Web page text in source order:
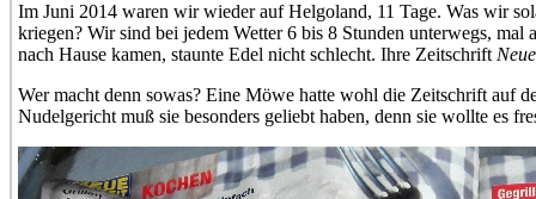
Im Juni 2014 waren wir wieder auf Helgoland, 11 Tage. Was wir
kriegen? Wir sind bei jedem Wetter 6 bis 8 Stunden unterwegs,
nach Hause kamen, staunte Edel nicht schlecht. Ihre Zeitschrift
Wer macht denn sowas? Eine Möwe hatte wohl die Zeitschrift auf
Nudelgericht muß sie besonders geliebt haben, denn sie wollte es